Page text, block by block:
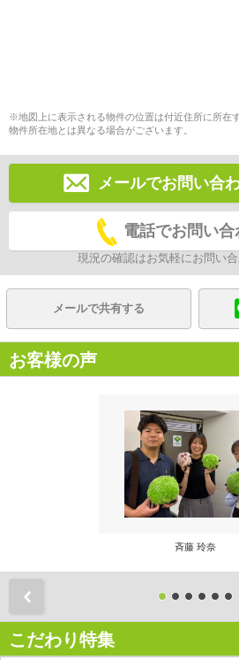
※地図上に表示される物件の位置は付近住所に所在
物件所在地とは異なる場合がございます。
メールでお問い合
電話でお問い合
現況の確認はお気軽にお問い合
メールで共有する
お客様の声
斉藤 玲奈
こだわり特集